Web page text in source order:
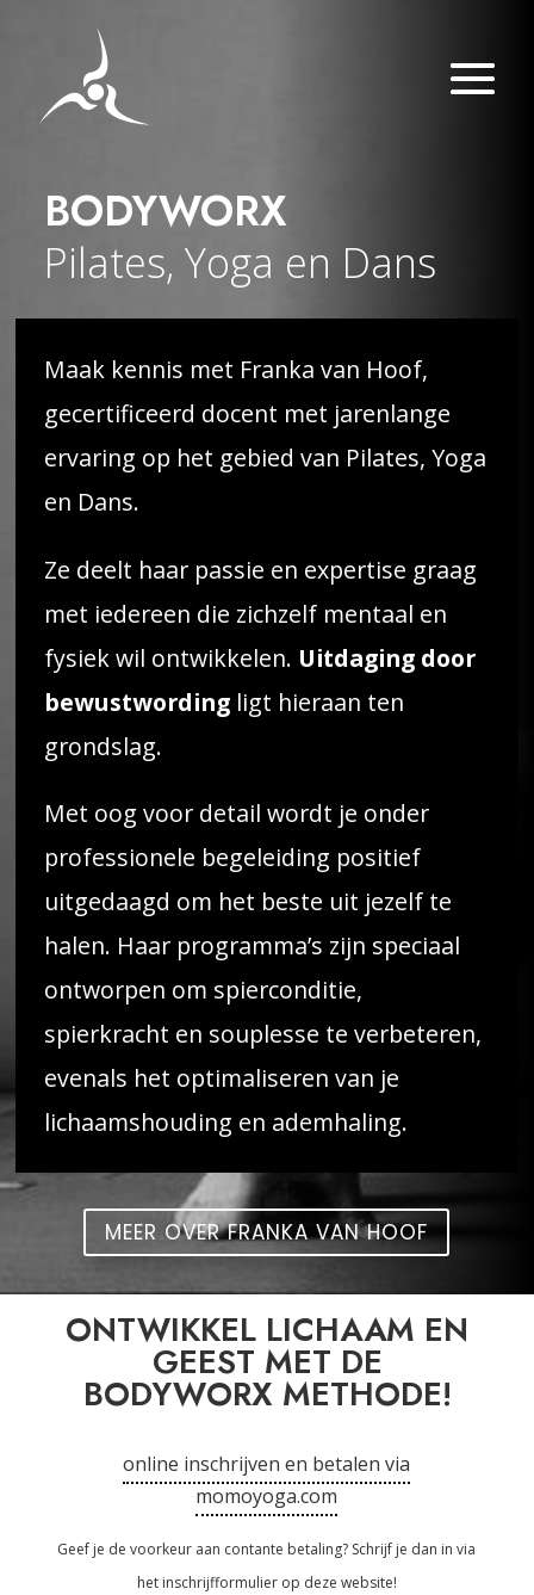
BODYWORX
Pilates, Yoga en Dans
Maak kennis met Franka van Hoof,
gecertificeerd docent met jarenlange
ervaring op het gebied van Pilates, Yoga
en Dans.
Ze deelt haar passie en expertise graag
met iedereen die zichzelf mentaal en
fysiek wil ontwikkelen. Uitdaging door
bewustwording ligt hieraan ten
grondslag.
Met oog voor detail wordt je onder
professionele begeleiding positief
uitgedaagd om het beste uit jezelf te
halen. Haar programma’s zijn speciaal
ontworpen om spierconditie,
spierkracht en souplesse te verbeteren,
evenals het optimaliseren van je
lichaamshouding en ademhaling.
MEER OVER FRANKA VAN HOOF
ONTWIKKEL LICHAAM EN
GEEST MET DE
BODYWORX METHODE!
online inschrijven en betalen via
momoyoga.com
Geef je de voorkeur aan contante betaling? Schrijf je dan in via
het inschrijfformulierop deze website!